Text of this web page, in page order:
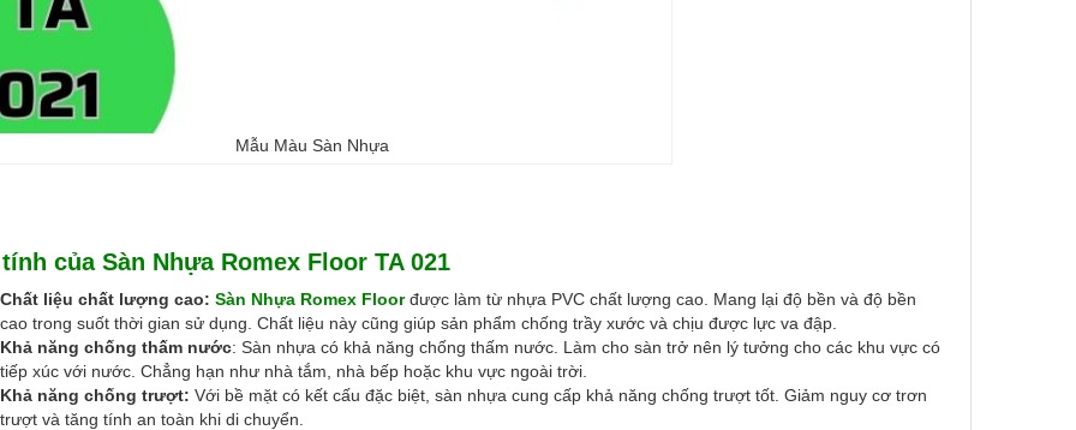
Mẫu Màu Sàn Nhựa
của Sàn Nhựa Romex Floor TA 021
Chất liệu chất lượng cao: Sàn Nhựa Romex Floorđược làm từ nhựa PVC chất lượng cao. Mang lại độ bền và độ bền
cao trong suốt thời gian sử dụng. Chất liệu này cũng giúp sản phẩm chống trầy xước và chịu được lực va đập.
Khả năng chống thấm nước: Sàn nhựa có khả năng chống thấm nước. Làm cho sàn trở nên lý tưởng cho các khu vực có
tiếp xúc với nước. Chẳng hạn như nhà tắm, nhà bếp hoặc khu vực ngoài trời.
Khả năng chống trượt: Với bề mặt có kết cấu đặc biệt, sàn nhựa cung cấp khả năng chống trượt tốt. Giảm nguy cơ trơn
trượt và tăng tính an toàn khi di chuyển.